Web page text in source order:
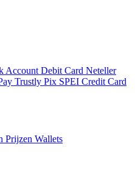
Account Debit Card Neteller
Trustly Pix SPEI Credit Card
Prijzen Wallets